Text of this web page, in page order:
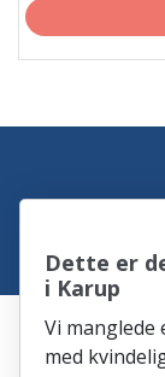
Dette er
i Karup
Vi manglede
med